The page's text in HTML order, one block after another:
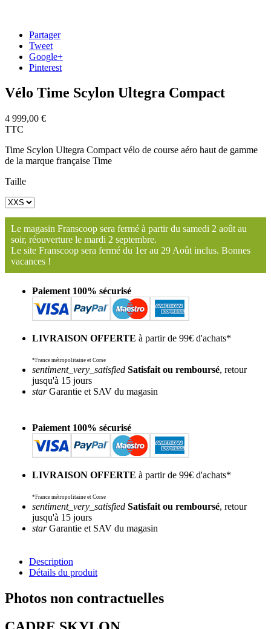
Partager
Tweet
Google+
Pinterest
Vélo Time Scylon Ultegra Compact
4 999,00 €
TTC
Time Scylon Ultegra Compact vélo de course aéro haut de gamme
de la marque française Time
Taille
Le magasin Franscoop sera fermé à partir du samedi 2 août au
soir, réouverture le mardi 2 septembre.
Le site Franscoop sera fermé du 1er au 29 Août inclus. Bonnes
vacances !
Paiement 100% sécurisé
LIVRAISON OFFERTE à partir de 99€ d'achats*
*France métropolitaine et Corse
sentiment_very_satisfied Satisfait ou remboursé, retour
jusqu'à 15 jours
starGarantie et SAV du magasin
Paiement 100% sécurisé
LIVRAISON OFFERTE à partir de 99€ d'achats*
*France métropolitaine et Corse
sentiment_very_satisfied Satisfait ou remboursé, retour
jusqu'à 15 jours
starGarantie et SAV du magasin
Description
Détails du produit
Photos non contractuelles